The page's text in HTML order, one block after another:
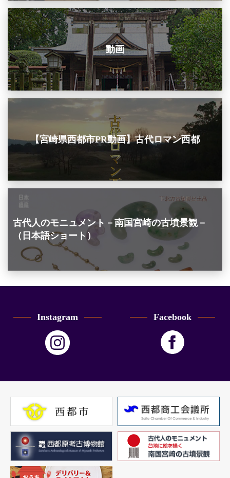
動画
【宮崎県西都市PR動画】古代ロマン西都
古代人のモニュメント－南国宮崎の古墳景観－
（日本語ショート）
Instagram Facebook